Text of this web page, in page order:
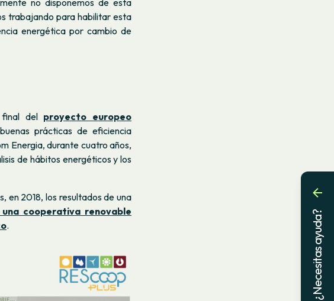
trabajando para habilitar esta
energética por cambio de
del proyecto europeo
prácticas de eficiencia
Energia, durante cuatro años,
de hábitos energéticos y los
en 2018, los resultados de una
cooperativa renovable
. ¿Necesitas ayuda?